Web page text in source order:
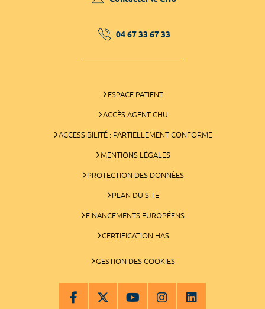
04 67 33 67 33
ESPACE PATIENT
ACCÈS AGENT CHU
ACCESSIBILITÉ : PARTIELLEMENT CONFORME
MENTIONS LÉGALES
PROTECTION DES DONNÉES
PLAN DU SITE
FINANCEMENTS EUROPÉENS
CERTIFICATION HAS
GESTION DES COOKIES